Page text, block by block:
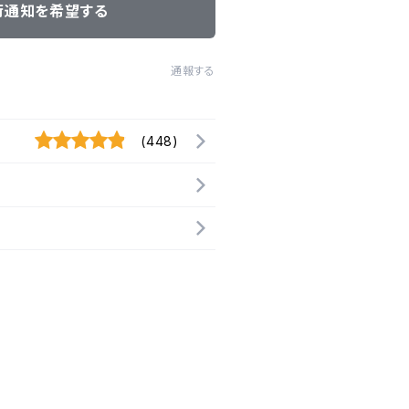
知を希望する
通報する
(448)